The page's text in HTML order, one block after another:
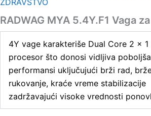
RADWAG MYA 5.4Y.F1 Vaga
4Y vage karakteriše Dual Core 2 x 1
procesor što donosi vidljiva
performansi uključujući brži rad,
rukovanje, kraće vreme stabilizacije
zadržavajući visoke vrednosti